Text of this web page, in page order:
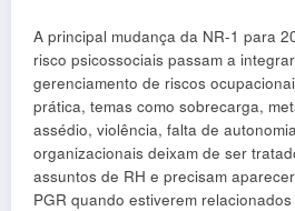
A principal mudança da NR-1 para
risco psicossociais passam a
gerenciamento de riscos
prática, temas como sobrecarga,
assédio, violência, falta de
organizacionais deixam de ser
assuntos de RH e precisam
PGR quando estiverem